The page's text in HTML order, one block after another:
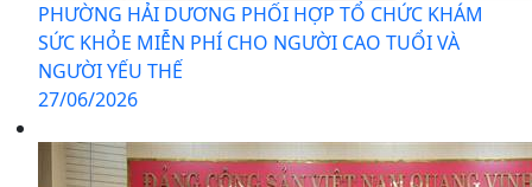
PHƯỜNG HẢI DƯƠNG PHỐI HỢP TỔ CHỨC KHÁM
SỨC KHỎE MIỄN PHÍ CHO NGƯỜI CAO TUỔI VÀ
NGƯỜI YẾU THẾ
27/06/2026